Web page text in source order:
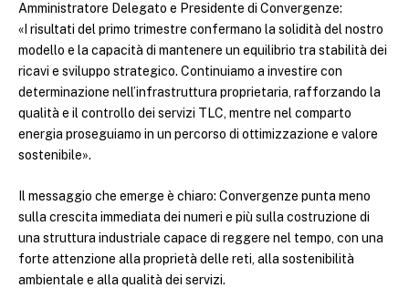
Amministratore Delegato e Presidente di Convergenze:
«I risultati del primo trimestre confermano la solidità del nostro
modello e la capacità di mantenere un equilibrio tra stabilità dei
ricavi e sviluppo strategico. Continuiamo a investire con
determinazione nell’infrastruttura proprietaria, rafforzando la
qualità e il controllo dei servizi TLC, mentre nel comparto
energia proseguiamo in un percorso di ottimizzazione e valore
sostenibile».
Il messaggio che emerge è chiaro: Convergenze punta meno
sulla crescita immediata dei numeri e più sulla costruzione di
una struttura industriale capace di reggere nel tempo, con una
forte attenzione alla proprietà delle reti, alla sostenibilità
ambientale e alla qualità dei servizi.